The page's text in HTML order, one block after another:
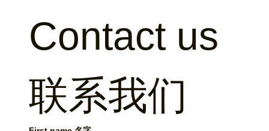
Contact us
联系我们